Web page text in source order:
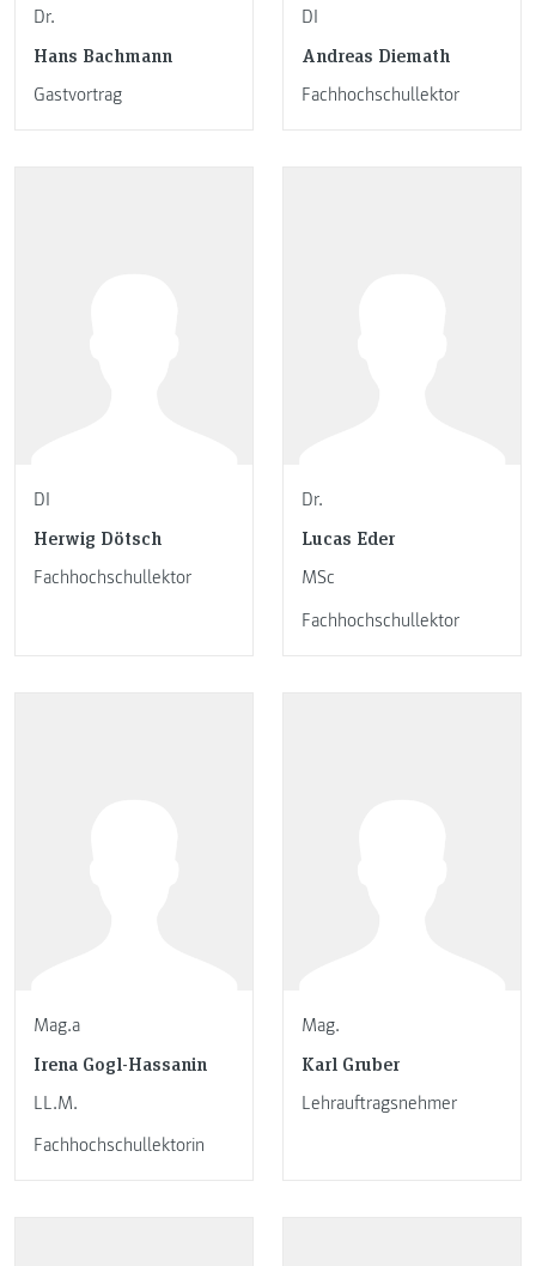
Dr.
Hans Bachmann
Gastvortrag
DI
Andreas Diemath
Fachhochschullektor
DI
Herwig Dötsch
Fachhochschullektor
Dr.
Lucas Eder
MSc
Fachhochschullektor
Mag.a
Irena Gogl-Hassanin
LL.M.
Fachhochschullektorin
Mag.
Karl Gruber
Lehrauftragsnehmer